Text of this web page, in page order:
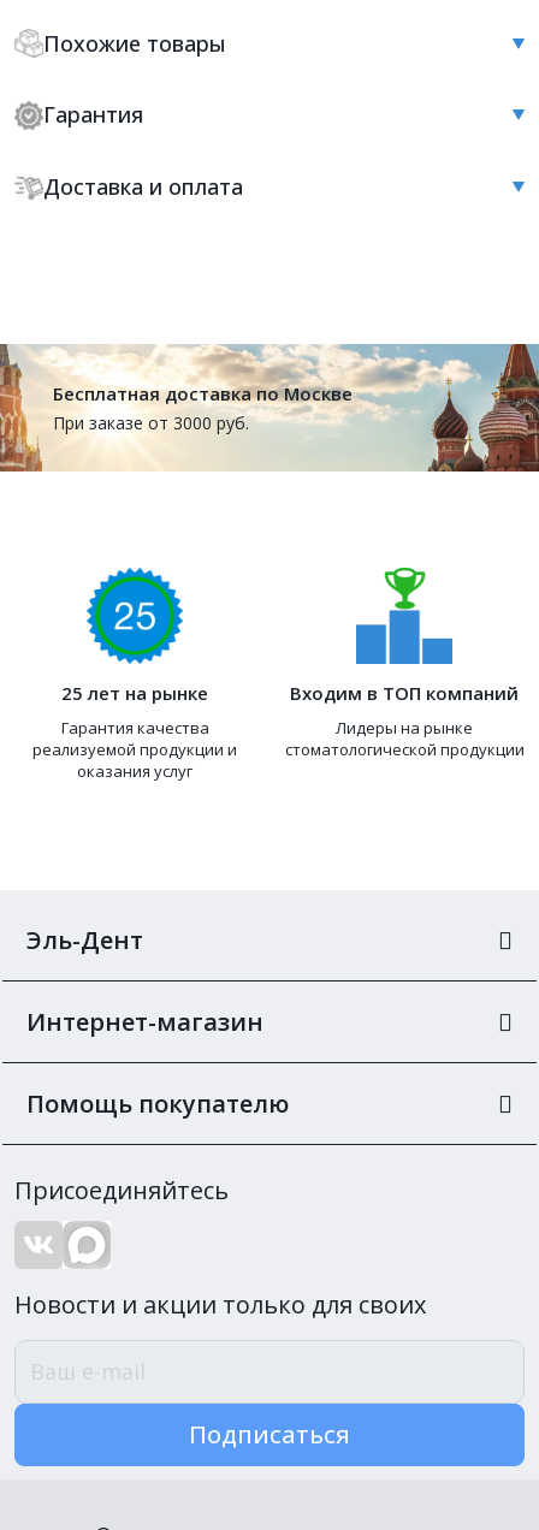
Похожие товары
Гарантия
Доставка и оплата
Бесплатная доставка по Москве
При заказе от 3000 руб.
25 лет на рынке
Гарантия качества
реализуемой продукции и
оказания услуг
Входим в ТОП компаний
Лидеры на рынке
стоматологической продукции
Эль-Дент
Интернет-магазин
Помощь покупателю
Присоединяйтесь
Новости и акции только для своих
Подписаться